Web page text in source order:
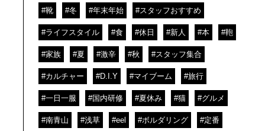
#靴 #冬 #年末年始 #スタッフおすすめ
#ライフスタイル #食 #休日 #新人 #本 #鞄
#家族 #夏 #激辛 #秋 #スタッフ集合
#カルチャー #D.I.Y #マイブーム #旅行
#一日一服 #国内研修 #夏休み #猫 #グルメ
#南青山 #浅草 #eel #ボルダリング #定番